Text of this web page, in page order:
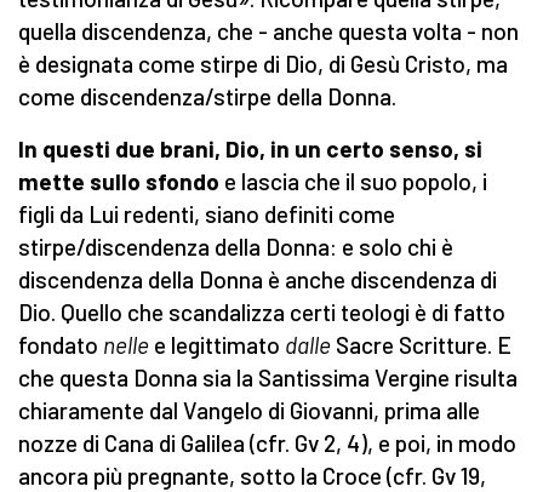
quella discendenza, che - anche questa volta - non
è designata come stirpe di Dio, di Gesù Cristo, ma
come discendenza/stirpe della Donna.
In questi due brani, Dio, in un certo senso, si
mette sullo sfondo e lascia che il suo popolo, i
figli da Lui redenti, siano definiti come
stirpe/discendenza della Donna: e solo chi è
discendenza della Donna è anche discendenza di
Dio. Quello che scandalizza certi teologi è di fatto
fondato nelle e legittimato dalle Sacre Scritture. E
che questa Donna sia la Santissima Vergine risulta
chiaramente dal Vangelo di Giovanni, prima alle
nozze di Cana di Galilea (cfr. Gv 2, 4), e poi, in modo
ancora più pregnante, sotto la Croce (cfr. Gv 19,